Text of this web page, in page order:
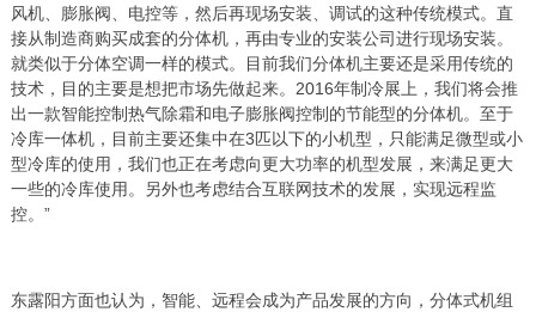
风机、膨胀阀、电控等，然后再现场安装、调试的这种传统模式。直
接从制造商购买成套的分体机，再由专业的安装公司进行现场安装。
就类似于分体空调一样的模式。目前我们分体机主要还是采用传统的
技术，目的主要是想把市场先做起来。2016年制冷展上，我们将会推
出一款智能控制热气除霜和电子膨胀阀控制的节能型的分体机。至于
冷库一体机，目前主要还集中在3匹以下的小机型，只能满足微型或小
型冷库的使用，我们也正在考虑向更大功率的机型发展，来满足更大
一些的冷库使用。另外也考虑结合互联网技术的发展，实现远程监
控。”
东露阳方面也认为，智能、远程会成为产品发展的方向，分体式机组